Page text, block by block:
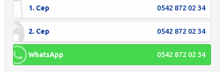
1. Cep 0542 872 02 34
2. Cep 0542 872 02 34
WhatsApp 0542 872 02 34